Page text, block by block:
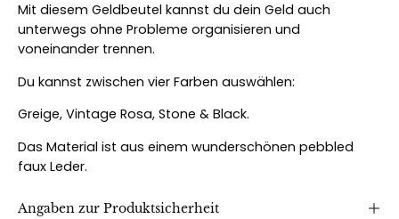
Mit diesem Geldbeutel kannst du dein Geld auch
unterwegs ohne Probleme organisieren und
voneinander trennen.
Du kannst zwischen vier Farben auswählen:
Greige, Vintage Rosa, Stone & Black.
Das Material ist aus einem wunderschönen pebbled
faux Leder.
Angaben zur Produktsicherheit